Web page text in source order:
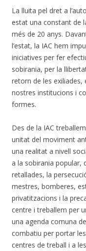
La lluita pel dret a
estat una constant de
més de 20 anys.
l’estat, la IAC hem
iniciatives per fer
sobirania, per la
retorn de les exiliades,
nostres institucions i
formes.
Des de la IAC
unitat del moviment
una realitat a nivell
a la sobirania popular,
retallades, la
mestres, bomberes,
privatitzacions i la
centre i treballem per
una agenda comuna
combatiu per portar
centres de treball i a